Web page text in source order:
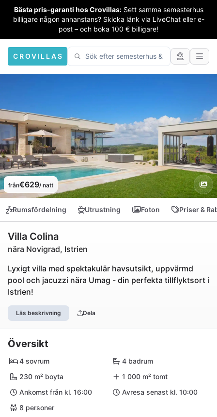
Bästa pris-garanti hos Crovillas: Sett samma semesterhus
billigare någon annanstans? Skicka länk via LiveChat eller e-
post – och boka 100 € billigare!
CROVILLAS
från€629/ natt
Rumsfördelning Utrustning Foton Priser &
Villa Colina
nära Novigrad, Istrien
Lyxigt villa med spektakulär havsutsikt, uppvärmd
pool och jacuzzi nära Umag - din perfekta tillflyktsort i
Istrien!
Läs beskrivning Dela
Översikt
4 sovrum
4 badrum
230 m² boyta
1 000 m² tomt
Ankomst från kl. 16:00
Avresa senast kl. 10:00
8 personer